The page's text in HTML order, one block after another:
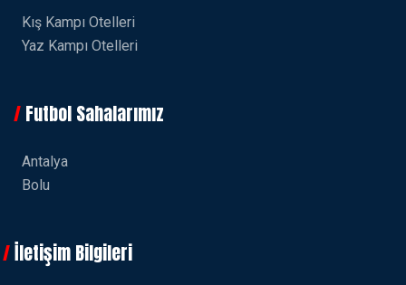
Kış Kampı Otelleri
Yaz Kampı Otelleri
Futbol Sahalarımız
Antalya
Bolu
İletişim Bilgileri